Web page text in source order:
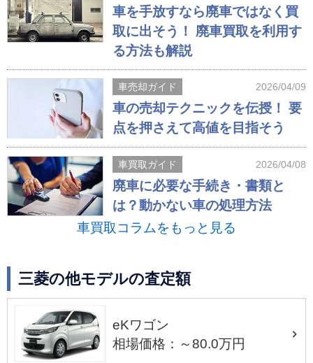
車を手放すなら廃車ではなく買
取に出そう！ 廃車買取を利用す
る方法も解説
車売却ガイド 2026/04/09
車の売却テクニックを伝授！ 要
点を押さえて高値を目指そう
車買取ガイド 2026/04/08
廃車に必要な手続き・書類と
は？動かない車の処理方法
車買取コラムをもっと見る
三菱の他モデルの査定額
eKワゴン
相場価格：～80.0万円